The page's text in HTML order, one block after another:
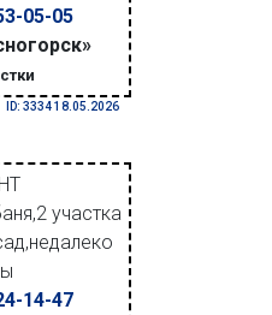
05-05
ID: 3334 18.05.2026
участка
14-47